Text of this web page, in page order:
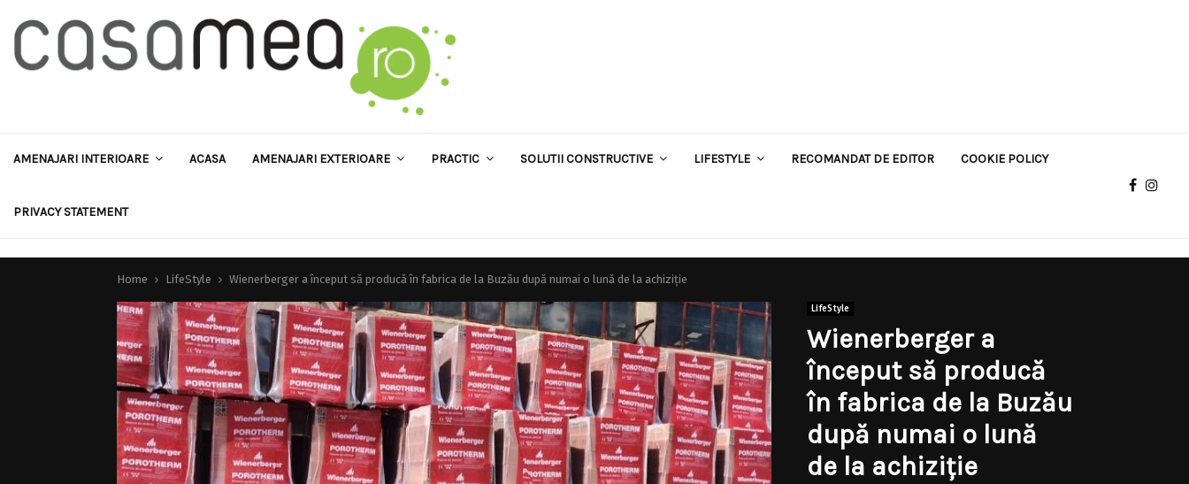
AMENAJARI INTERIOARE ACASA AMENAJARI EXTERIOARE PRACTIC SOLUTII CONSTRUCTIVE LIFESTYLE RECOMANDAT DE EDITOR COOKIE POLICY
PRIVACY STATEMENT
Home LifeStyle Wienerberger a început să producă în fabrica de la Buzău după numai o lună de la achiziție
LifeStyle
Wienerberger a
început să producă
în fabrica de la Buzău
după numai o lună
de la achiziție